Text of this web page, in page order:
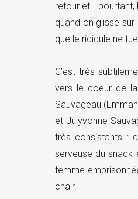
retour et… pourtant,
quand on glisse
que le ridicule ne
C’est très
vers le coeur de
Sauvageau
et Julyvonne
très consistants :
serveuse du snack
femme
chair.